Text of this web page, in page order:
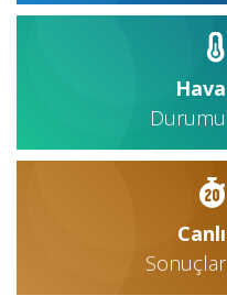
Hava
Durumu
Canlı
Sonuçlar